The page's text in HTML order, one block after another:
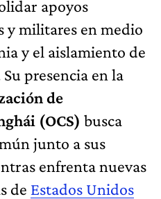
apoyos
y militares en medio
y el aislamiento de
presencia en la
de
(OCS) busca
junto a sus
enfrenta nuevas
de Estados Unidos